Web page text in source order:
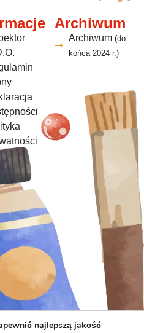
Archiwum
Archiwum (do
końca 2024 r.)
najlepszą jakość